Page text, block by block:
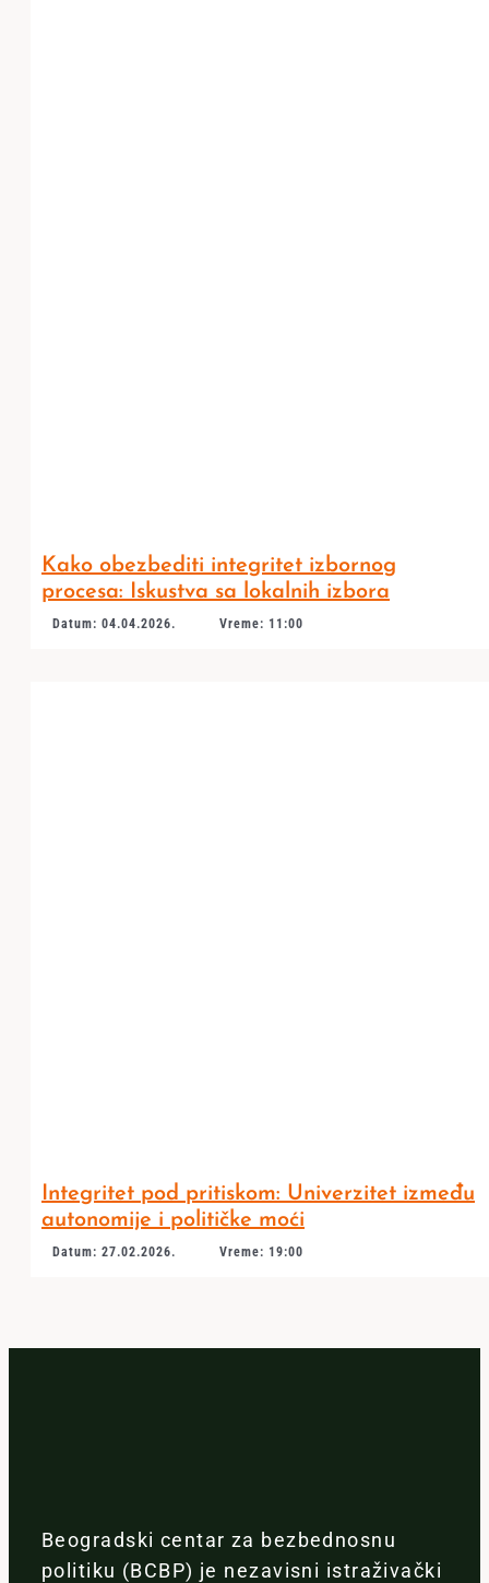
Kako obezbediti integritet izbornog
procesa: Iskustva sa lokalnih izbora
Datum: 04.04.2026. Vreme: 11:00
Integritet pod pritiskom: Univerzitet između
autonomije i političke moći
Datum: 27.02.2026. Vreme: 19:00
Beogradski centar za bezbednosnu
politiku (BCBP) je nezavisni istraživački